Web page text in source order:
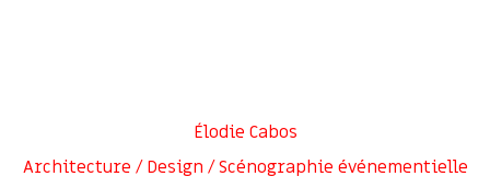
Élodie Cabos
Architecture / Design / Scénographie événementielle